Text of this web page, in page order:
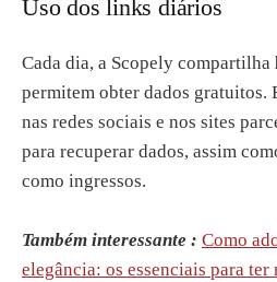
Uso dos links diários
Cada dia, a Scopely compartilha
permitem obter dados gratuitos.
nas redes sociais e nos sites
para recuperar dados, assim
como ingressos.
Também interessante : Como
elegância: os essenciais para